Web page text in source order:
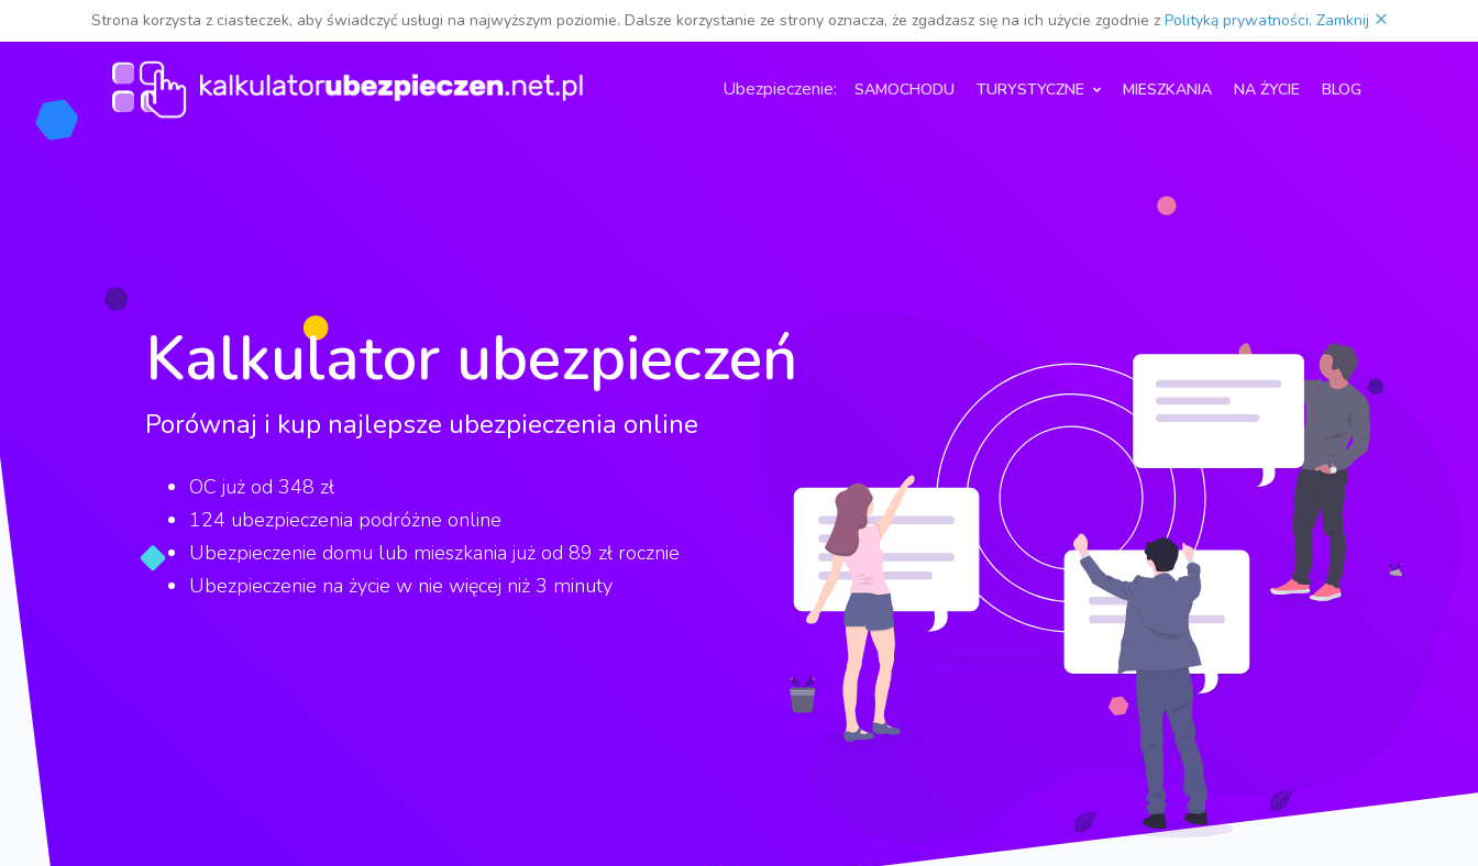
Strona korzysta z ciasteczek, aby świadczyć usługi na najwyższym poziomie. Dalsze korzystanie ze strony oznacza, że zgadzasz się na ich użycie zgodnie z Polityką prywatności. Zamknij ×
SAMOCHODU TURYSTYCZNE MIESZKANIA NA ŻYCIE BLOG
Kalkulator ubezpieczeń
Porównaj i kup najlepsze ubezpieczenia online
OC już od 348 zł
124 ubezpieczenia podróżne online
Ubezpieczenie domu lub mieszkania już od 89 zł rocznie
Ubezpieczenie na życie w nie więcej niż 3 minuty